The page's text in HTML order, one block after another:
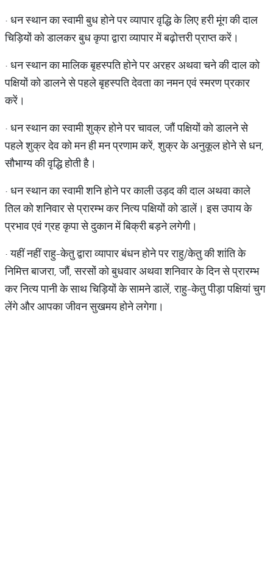
· धन स्थान का स्वामी बुध होने पर व्यापार वृद्धि के लिए हरी मूंग की दाल
चिड़ियों को डालकर बुध कृपा द्वारा व्यापार में बढ़ोत्तरी प्राप्त करें।
· धन स्थान का मालिक बृहस्पति होने पर अरहर अथवा चने की दाल को
पक्षियों को डालने से पहले बृहस्पति देवता का नमन एवं स्मरण प्रकार
करें।
· धन स्थान का स्वामी शुक्र होने पर चावल, जौं पक्षियों को डालने से
पहले शुक्र देव को मन ही मन प्रणाम करें, शुक्र के अनुकूल होने से धन,
सौभाग्य की वृद्धि होती है।
· धन स्थान का स्वामी शनि होने पर काली उड़द की दाल अथवा काले
तिल को शनिवार से प्रारम्भ कर नित्य पक्षियों को डालें। इस उपाय के
प्रभाव एवं ग्रह कृपा से दुकान में बिक्री बड़ने लगेगी।
· यहीं नहीं राहु-केतु द्वारा व्यापार बंधन होने पर राहु/केतु की शांति के
निमित्त बाजरा, जौं, सरसों को बुधवार अथवा शनिवार के दिन से प्रारम्भ
कर नित्य पानी के साथ चिड़ियों के सामने डालें, राहु-केतु पीड़ा पक्षियां चुग
लेंगे और आपका जीवन सुखमय होने लगेगा।